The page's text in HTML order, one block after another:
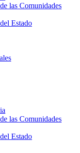
las Comunidades
Estado
las Comunidades
Estado